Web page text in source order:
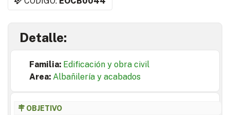
Detalle:
Familia: Edificación y obra civil
Area: Albañilería y acabados
OBJETIVO